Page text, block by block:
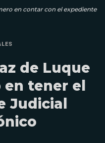
en contar con el expediente
de Luque
tener el
Judicial